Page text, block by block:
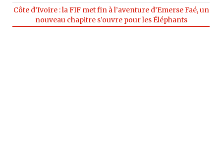
Côte d’Ivoire : la FIF met fin à l’aventure d’Emerse Faé, un
nouveau chapitre s’ouvre pour les Éléphants